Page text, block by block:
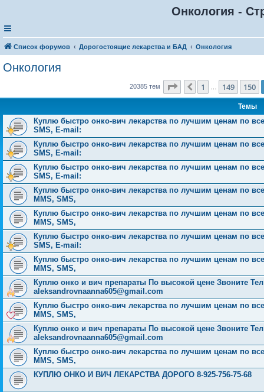
Онкология -
Список форумов Дорогостоящие лекарства и БАД Онкология
Онкология
20385 тем Страница 151из 816
Пред.
1 149 150
Темы
Куплю быстро онко-вич лекарства по лучшим ценам по
SMS, E-mail:
Куплю быстро онко-вич лекарства по лучшим ценам по
SMS, E-mail:
Куплю быстро онко-вич лекарства по лучшим ценам по
SMS, E-mail:
Куплю быстро онко-вич лекарства по лучшим ценам по
MMS, SMS,
Куплю быстро онко-вич лекарства по лучшим ценам по
MMS, SMS,
Куплю быстро онко-вич лекарства по лучшим ценам по
SMS, E-mail:
Куплю быстро онко-вич лекарства по лучшим ценам по
MMS, SMS,
Куплю онко и вич препараты По высокой цене Звоните
aleksandrovnaanna605@gmail.com
Куплю быстро онко-вич лекарства по лучшим ценам по
MMS, SMS,
Куплю онко и вич препараты По высокой цене Звоните
aleksandrovnaanna605@gmail.com
Куплю быстро онко-вич лекарства по лучшим ценам по
MMS, SMS,
КУПЛЮ ОНКО И ВИЧ ЛЕКАРСТВА ДОРОГО 8-925-756-75-68